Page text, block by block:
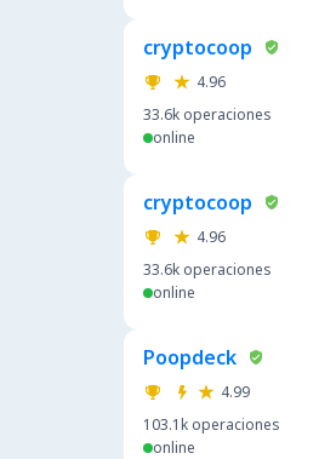
cryptocoop
4.96
33.6k operaciones
online
cryptocoop
4.96
33.6k operaciones
online
Poopdeck
4.99
103.1k operaciones
online